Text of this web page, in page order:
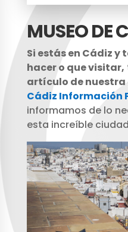
MUSEO DE
Si estás en Cádiz y
hacer o que visitar,
artículo de nuestra
Cádiz Información
informamos de lo
esta increíble ciudad